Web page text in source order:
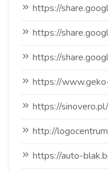
https://
https://
https://
https://
https://sinovero.pl/
http://
https://auto-